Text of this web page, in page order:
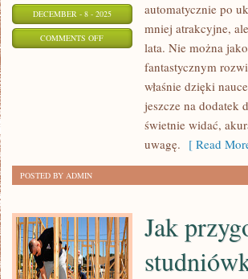
DECEMBER - 8 - 2025
COMMENTS OFFON
WYGLĄD?
automatycznie po
mniej atrakcyjne,
lata. Nie można
fantastycznym
właśnie dzięki
jeszcze na dodatek
świetnie widać,
uwagę. [ Read
POSTED BY ADMIN
Jak